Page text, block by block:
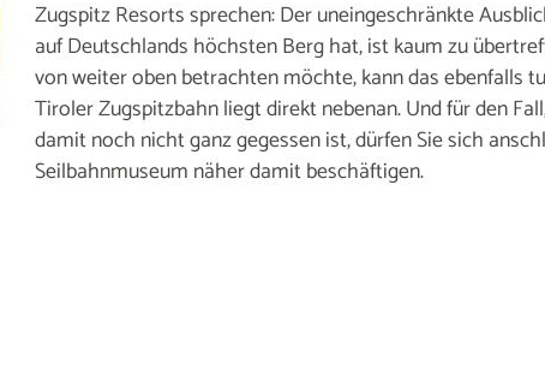
Zugspitz Resorts sprechen: Der uneingeschränkte
auf Deutschlands höchsten Berg hat, ist kaum zu
von weiter oben betrachten möchte, kann das ebenfalls
Tiroler Zugspitzbahn liegt direkt nebenan. Und für den
damit noch nicht ganz gegessen ist, dürfen Sie sich
Seilbahnmuseum näher damit beschäftigen.